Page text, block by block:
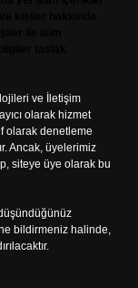
ve İletişim
olarak hizmet
olarak denetleme
Ancak, üyelerimiz
siteye üye olarak bu
bildirmeniz halinde,